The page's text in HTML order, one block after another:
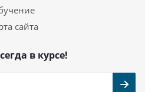
сайта
в курсе!